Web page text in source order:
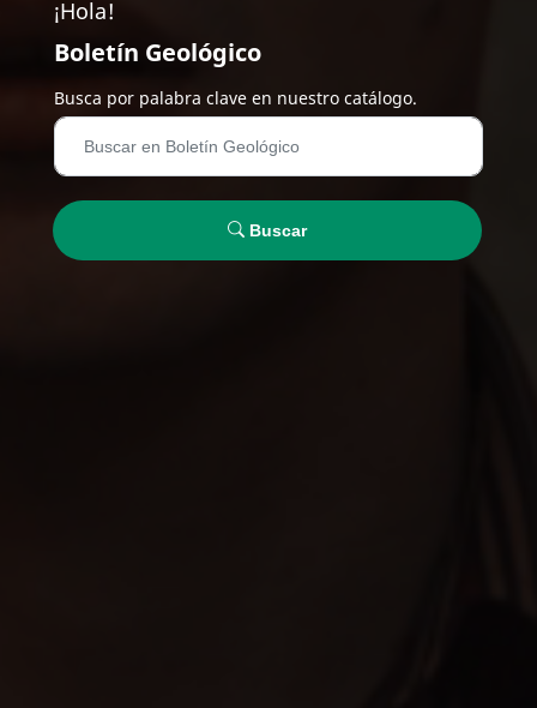
¡Hola!
Boletín Geológico
Busca por palabra clave en nuestro catálogo.
Buscar